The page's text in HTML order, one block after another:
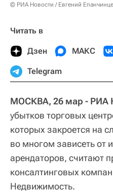
© РИА Новости / Евгений
Читать в
Дзен МАКС
Telegram
МОСКВА, 26 мар - РИА
убытков торговых
которых закроется на
во многом зависеть от
арендаторов, считают
консалтинговых
Недвижимость.